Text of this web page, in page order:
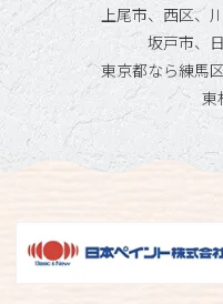
上尾市、西区、
坂戸市、
東京都なら練馬
東